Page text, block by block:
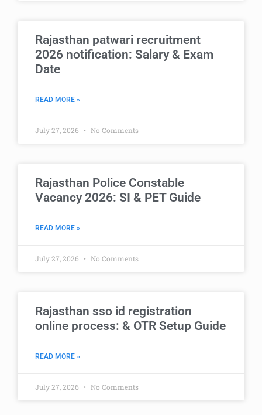
Rajasthan patwari recruitment
2026 notification: Salary & Exam
Date
READ MORE »
July 27, 2026 No Comments
Rajasthan Police Constable
Vacancy 2026: SI & PET Guide
READ MORE »
July 27, 2026 No Comments
Rajasthan sso id registration
online process: & OTR Setup Guide
READ MORE »
July 27, 2026 No Comments